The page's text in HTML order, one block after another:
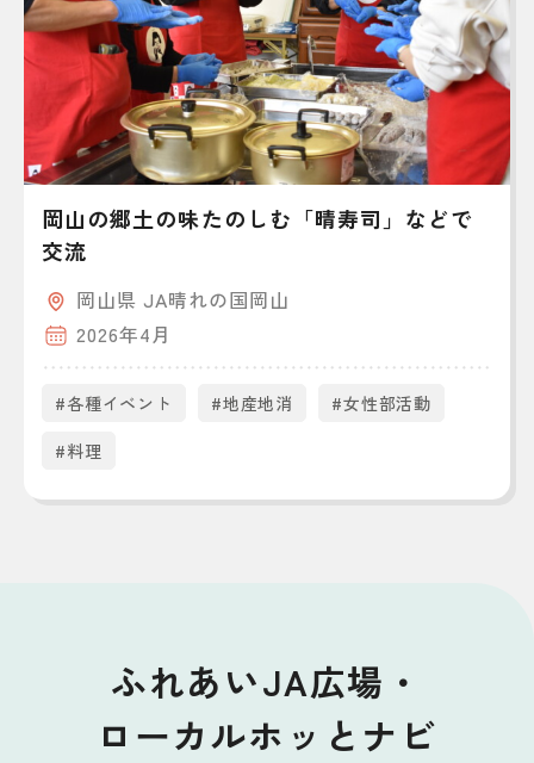
岡山の郷土の味たのしむ「晴寿司」などで
交流
岡山県 JA晴れの国岡山
2026年4月
#各種イベント #地産地消
#女性部活動
#料理
ふれあいJA広場・
ローカルホッとナビ